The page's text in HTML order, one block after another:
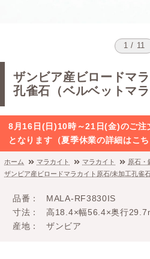
1 / 11
ザンビア産ビロードマ
孔雀石（ベルベットマラ
8月16日(日)10時～21日(金)のご注
となります（夏季休業の詳細はこち
ホーム マラカイト マラカイト 原石・
ザンビア産ビロードマラカイト原石/未加工孔雀
品番
MALA-RF3830IS
寸法
高18.4×幅56.4×奥行
産地
ザンビア